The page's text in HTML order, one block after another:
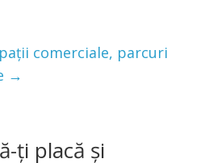
comerciale, parcuri
→
ți placă și